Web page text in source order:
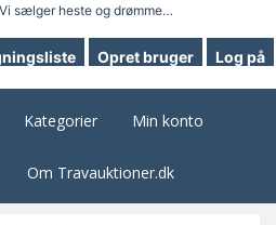
Opret bruger Log på
Kategorier Min konto
Om Travauktioner.dk